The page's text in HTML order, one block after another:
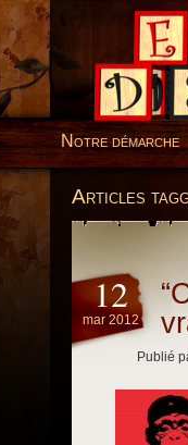
Desillusions
Notre démarche
Articles
12
mar 2012
Publié